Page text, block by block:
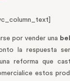
por vender una
la respuesta
reforma que
estos